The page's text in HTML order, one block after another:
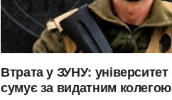
Втрата у ЗУНУ: університет
сумує за видатним колегою